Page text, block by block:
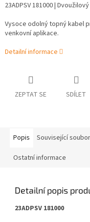
23ADPSV 181000 |
Vysoce odolný topný kabel
venkovní aplikace.
Detailní informace
ZEPTAT SE SDÍLET
Popis Související
Ostatní informace
Detailní popis
23ADPSV 181000